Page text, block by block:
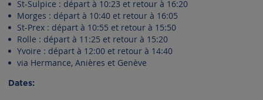
St-Sulpice : départ à 10:23 et retour à 16:20
Morges : départ à 10:40 et retour à 16:05
St-Prex : départ à 10:55 et retour à 15:50
Rolle : départ à 11:25 et retour à 15:20
Yvoire : départ à 12:00 et retour à 14:40
via Hermance, Anières et Genève
Dates: